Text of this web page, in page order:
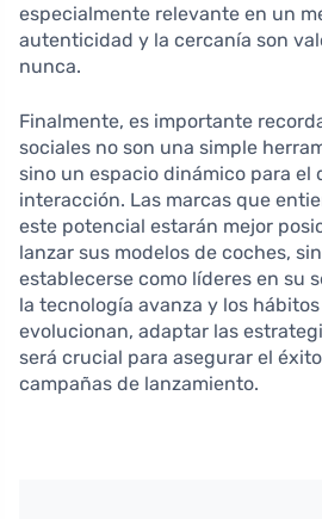
especialmente relevante en un
autenticidad y la cercanía son
nunca.
Finalmente, es importante
sociales no son una simple
sino un espacio dinámico para el
interacción. Las marcas que
este potencial estarán mejor
lanzar sus modelos de coches,
establecerse como líderes en su
la tecnología avanza y los
evolucionan, adaptar las
será crucial para asegurar el
campañas de lanzamiento.